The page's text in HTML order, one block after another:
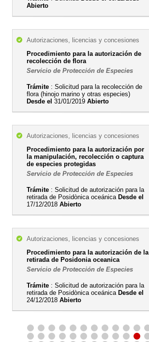
Abierto
Autorizaciones, licencias y concesiones
Procedimiento para la autorización de
recolección de flora
Servicio de Protección de Especies
Trámite : Solicitud para la recolección de
flora (hinojo marino y otras especies)
Desde el 31/01/2019 Abierto
Autorizaciones, licencias y concesiones
Procedimiento para la autorización por
la manipulación, recolección o captura
de especies protegidas
Servicio de Protección de Especies
Trámite : Solicitud de autorización para la
retirada de Posidònica oceánica Desde el
17/12/2018 Abierto
Autorizaciones, licencias y concesiones
Procedimiento para la autorización de la
retirada de Posidonia oceanica
Servicio de Protección de Especies
Trámite : Solicitud de autorización para la
retirada de Posidònica oceánica Desde el
24/12/2018 Abierto